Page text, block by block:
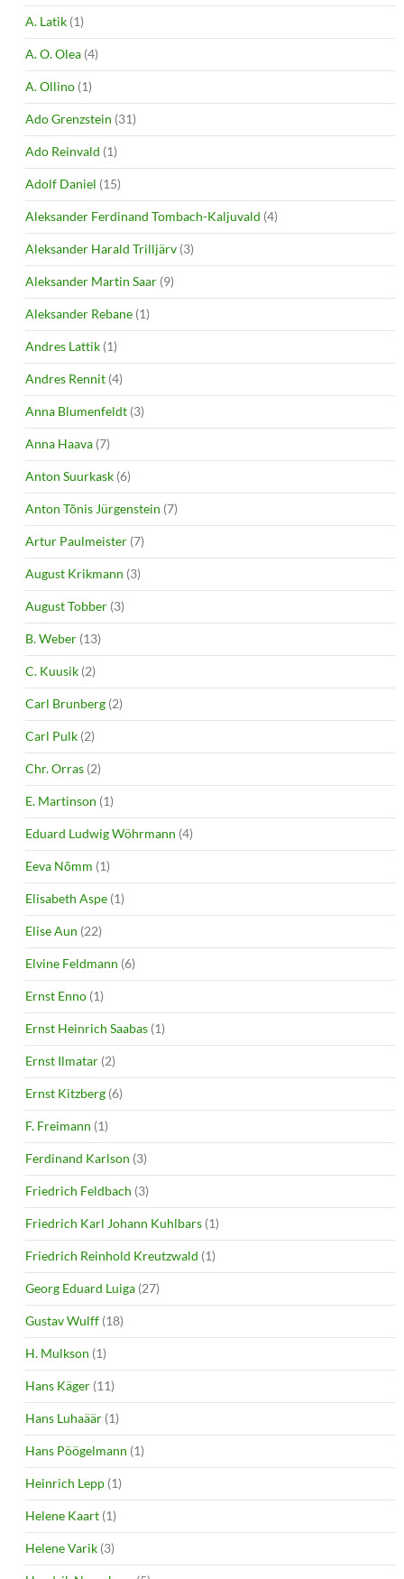
A. Latik (1)
A. O. Olea (4)
A. Ollino (1)
Ado Grenzstein (31)
Ado Reinvald (1)
Adolf Daniel (15)
Aleksander Ferdinand Tombach-Kaljuvald (4)
Aleksander Harald Trilljärv (3)
Aleksander Martin Saar (9)
Aleksander Rebane (1)
Andres Lattik (1)
Andres Rennit (4)
Anna Blumenfeldt (3)
Anna Haava (7)
Anton Suurkask (6)
Anton Tõnis Jürgenstein (7)
Artur Paulmeister (7)
August Krikmann (3)
August Tobber (3)
B. Weber (13)
C. Kuusik (2)
Carl Brunberg (2)
Carl Pulk (2)
Chr. Orras (2)
E. Martinson (1)
Eduard Ludwig Wöhrmann (4)
Eeva Nõmm (1)
Elisabeth Aspe (1)
Elise Aun (22)
Elvine Feldmann (6)
Ernst Enno (1)
Ernst Heinrich Saabas (1)
Ernst Ilmatar (2)
Ernst Kitzberg (6)
F. Freimann (1)
Ferdinand Karlson (3)
Friedrich Feldbach (3)
Friedrich Karl Johann Kuhlbars (1)
Friedrich Reinhold Kreutzwald (1)
Georg Eduard Luiga (27)
Gustav Wulff (18)
H. Mulkson (1)
Hans Käger (11)
Hans Luhaäär (1)
Hans Pöögelmann (1)
Heinrich Lepp (1)
Helene Kaart (1)
Helene Varik (3)